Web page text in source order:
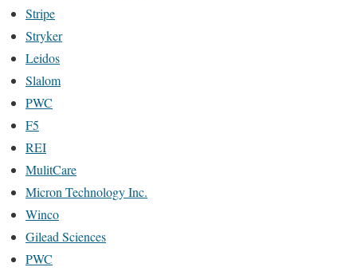
Stripe
Stryker
Leidos
Slalom
PWC
F5
REI
MulitCare
Micron Technology Inc.
Winco
Gilead Sciences
PWC